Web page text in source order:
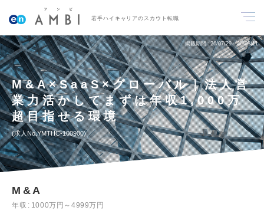
若手ハイキャリアのスカウト転職
掲載期間 26/07/29～26/08/11
M&A×SaaS×グローバル｜法人営
業力活かしてまずは年収1,000万
超目指せる環境
求人No.YMTHC-100900
M&A
年収
1000万円～4999万円